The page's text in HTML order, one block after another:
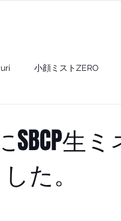
小顔ミストZERO
生ミ
た。